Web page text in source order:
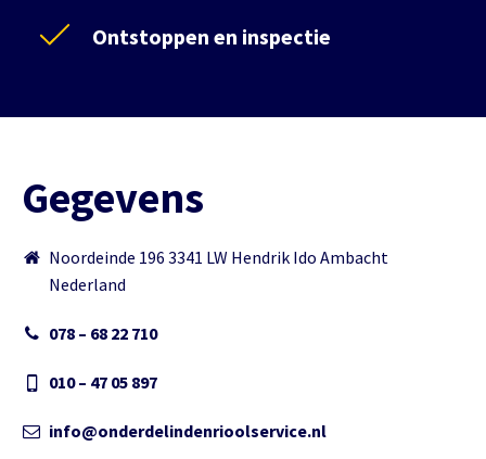
Ontstoppen en inspectie
Gegevens
Noordeinde 196 3341 LW Hendrik Ido Ambacht
Nederland
078 – 68 22 710
010 – 47 05 897
info@onderdelindenrioolservice.nl